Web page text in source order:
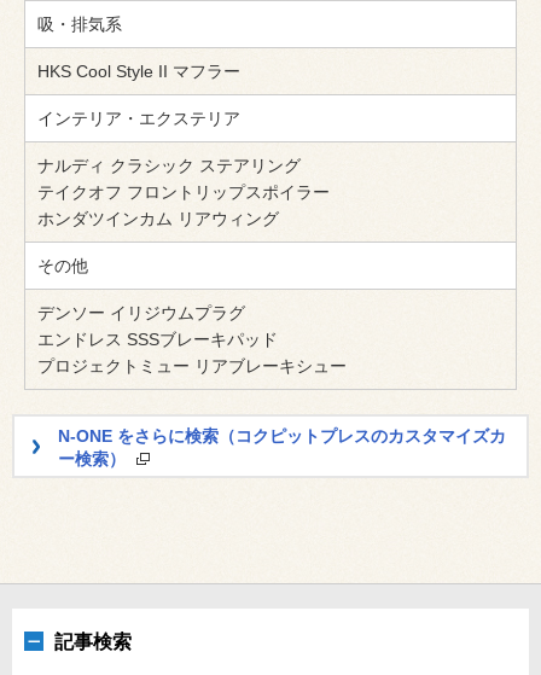
吸・排気系
HKS Cool Style II マフラー
インテリア・エクステリア
ナルディ クラシック ステアリング
テイクオフ フロントリップスポイラー
ホンダツインカム リアウィング
その他
デンソー イリジウムプラグ
エンドレス SSSブレーキパッド
プロジェクトミュー リアブレーキシュー
N-ONE をさらに検索（コクピットプレスのカスタマイズカ
ー検索）
記事検索